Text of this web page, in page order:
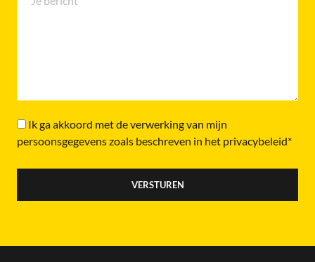
Ik ga akkoord met de verwerking van mijn
persoonsgegevens zoals beschreven in het privacybeleid*